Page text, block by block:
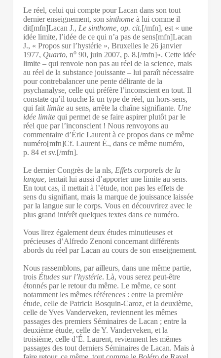
Le réel, celui qui compte pour Lacan dans son tout
dernier enseignement, son sinthomeà lui comme il
dit[mfn]Lacan J., Le sinthome, op. cit.[/mfn], est « une
idée limite, l’idée de ce qui n’a pas de sens[mfn]Lacan
J., « Propos sur l’hystérie », Bruxelles le 26 janvier
1977, Quarto, no90, juin 2007, p. 8.[/mfn]». Cette idée
limite – qui renvoie non pas au réel de la science, mais
au réel de la substance jouissante – lui paraît nécessaire
pour contrebalancer une pente délirante de la
psychanalyse, celle qui préfère l’inconscient en tout. Il
constate qu’il touche là un type de réel, un hors-sens,
qui fait limiteau sens, arrête la chaîne signifiante. Une
idée limitequi permet de se faire aspirer plutôt par le
réel que par l’inconscient ! Nous renvoyons au
commentaire d’Éric Laurent à ce propos dans ce même
numéro[mfn]Cf. Laurent É., dans ce même numéro,
p. 84 et sv.[/mfn].
Le dernier Congrès de la nls, Effets corporels de la
langue, tentait lui aussi d’apporter une limite au sens.
En tout cas, il mettait à l’étude, non pas les effets de
sens du signifiant, mais la marque de jouissance laissée
par la langue sur le corps. Vous en découvrirez avec le
plus grand intérêt quelques textes dans ce numéro.
Vous lirez également deux études minutieuses et
précieuses d’Alfredo Zenoni concernant différents
abords du réel par Lacan au cours de son enseignement.
Nous rassemblons, par ailleurs, dans une même partie,
trois Études sur l’hystérie. Là, vous serez peut-être
étonnés par le retour du même. Le même, ce sont
notamment les mêmes références : entre la première
étude, celle de Patricia Bosquin-Caroz, et la deuxième,
celle de Yves Vanderveken, reviennent les mêmes
passages des premiers Séminaires de Lacan ; entre la
deuxième étude, celle de Y. Vanderveken, et la
troisième, celle d’É. Laurent, reviennent les mêmes
passages des tout derniers Séminaires de Lacan. Mais à